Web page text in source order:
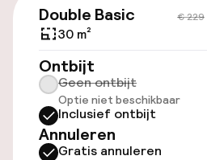
Openbaar parkeren
Toegankelijkheid
Overal
Lift
€ 229
Double Basic
30 m²
Ontbijt
Geen ontbijt
Optie niet beschikbaar
Inclusief ontbijt
Annuleren
Gratis annuleren